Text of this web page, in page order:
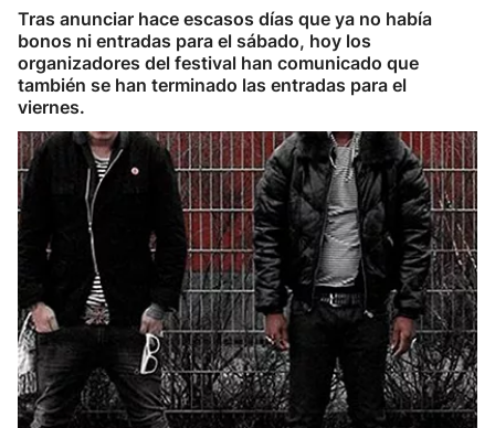
Tras anunciar hace escasos días que ya no había
bonos ni entradas para el sábado, hoy los
organizadores del festival han comunicado que
también se han terminado las entradas para el
viernes.